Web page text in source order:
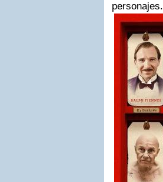
personajes.